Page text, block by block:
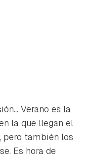
Verano es la
la que llegan el
pero también los
Es hora de